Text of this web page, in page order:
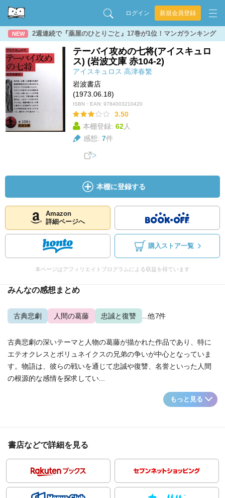
ログイン 新規会員登録
NEW 2週連続で『薬屋のひとりごと』17巻が1位！マンガランキング
テーバイ攻めの七将(アイスキュロ
ス) (岩波文庫 赤104-2)
アイスキュロス 高津春繁
岩波書店
(1973.06.18)
ISBN・EAN: 9784003210420
3.50
本棚登録: 62人
感想: 7件
本棚に登録する
Amazon
詳細ページへ
購入ストア一覧
本ページはアフィリエイトプログラムによる収益を得ています
みんなの感想まとめ
古典悲劇 人間の葛藤 忠誠と復讐 ...他7件
古典悲劇の深いテーマと人物の葛藤が描かれた作品であり、特に
エテオクレスとポリュネイクスの兄弟の争いが中心となっていま
す。物語は、彼らの戦いを通じて忠誠や復讐、名誉といった人間
の根源的な感情を探求してい...
もっと見る
書店などで詳細を見る